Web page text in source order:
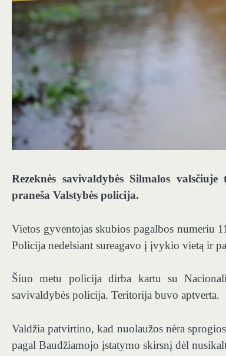
Rezeknės savivaldybės Silmalos
praneša Valstybės policija.
Vietos gyventojas skubios pagalbos numeriu
Policija nedelsiant sureagavo į įvykio vietą ir
Šiuo metu policija dirba kartu su
savivaldybės policija. Teritorija buvo aptverta.
Valdžia patvirtino, kad nuolaužos nėra
pagal Baudžiamojo įstatymo skirsnį dėl